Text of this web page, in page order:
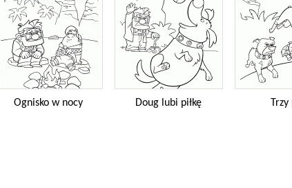
Ognisko w nocy Doug lubi piłkę Trzy